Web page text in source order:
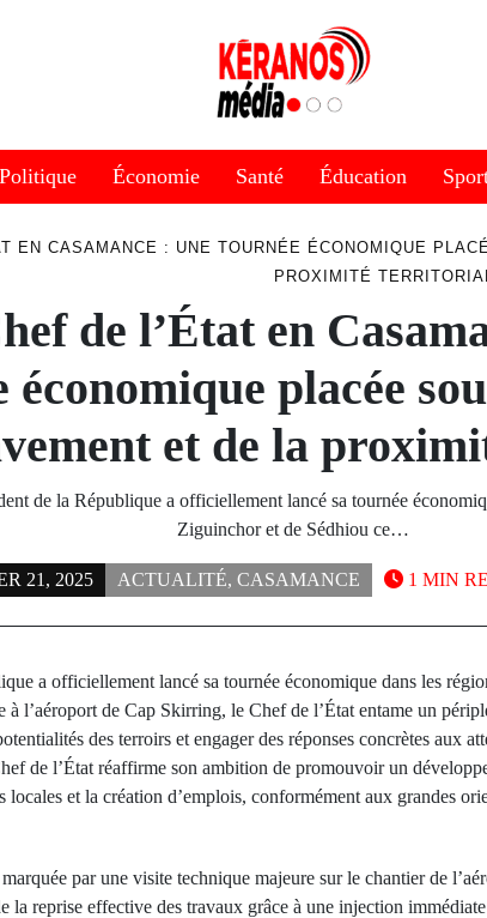
Politique Économie Santé Éducation
EN CASAMANCE : UNE TOURNÉE ÉCONOMIQUE
PROXIMITÉ
de l’État en
économique placée
et de la
de la République a officiellement lancé sa tournée
Ziguinchor et de Sédhiou ce…
21, 2025 ACTUALITÉ, CASAMANCE 1 MIN
a officiellement lancé sa tournée économique dans les
à l’aéroport de Cap Skirring, le Chef de l’État entame un
des terroirs et engager des réponses concrètes aux
de l’État réaffirme son ambition de promouvoir un
locales et la création d’emplois, conformément aux grandes
par une visite technique majeure sur le chantier de
la reprise effective des travaux grâce à une injection